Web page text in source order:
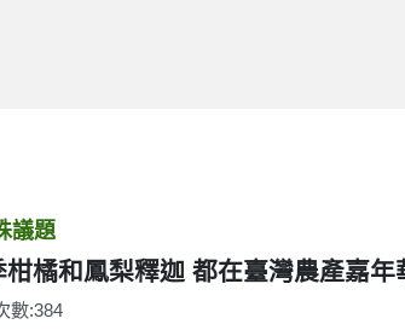
議題
柑橘和鳳梨釋迦 都在臺灣農產嘉年
數:384